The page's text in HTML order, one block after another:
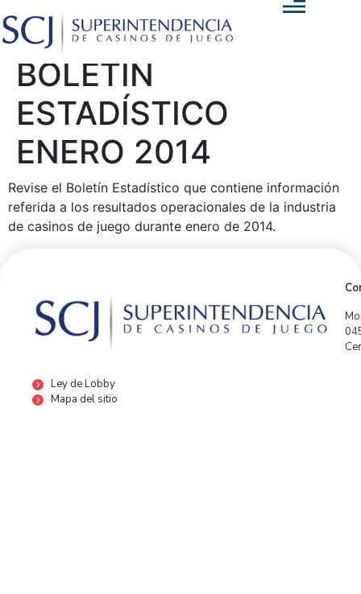
BOLETÍN
ESTADÍSTICO
ENERO 2014
Revise el Boletín Estadístico que contiene información
referida a los resultados operacionales de la industria
de casinos de juego durante enero de 2014.
Ley de Lobby
Mapa del sitio